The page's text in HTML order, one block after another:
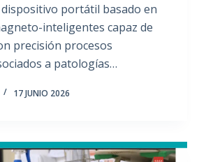
portátil basado en
inteligentes capaz de
precisión procesos
a patologías…
17 JUNIO 2026